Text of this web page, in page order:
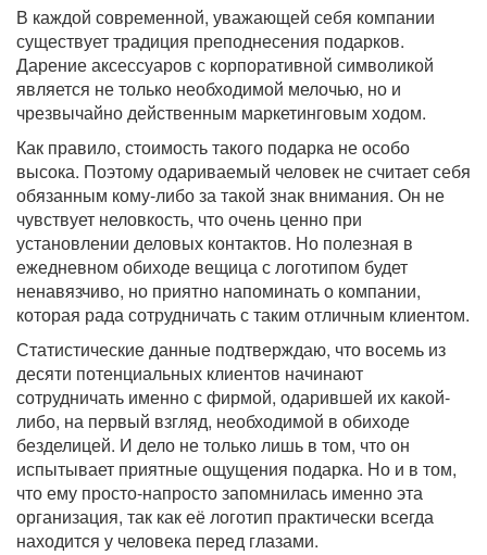
В каждой современной, уважающей себя компании
существует традиция преподнесения подарков.
Дарение аксессуаров с корпоративной символикой
является не только необходимой мелочью, но и
чрезвычайно действенным маркетинговым ходом.
Как правило, стоимость такого подарка не особо
высока. Поэтому одариваемый человек не считает себя
обязанным кому-либо за такой знак внимания. Он не
чувствует неловкость, что очень ценно при
установлении деловых контактов. Но полезная в
ежедневном обиходе вещица с логотипом будет
ненавязчиво, но приятно напоминать о компании,
которая рада сотрудничать с таким отличным клиентом.
Статистические данные подтверждаю, что восемь из
десяти потенциальных клиентов начинают
сотрудничать именно с фирмой, одарившей их какой-
либо, на первый взгляд, необходимой в обиходе
безделицей. И дело не только лишь в том, что он
испытывает приятные ощущения подарка. Но и в том,
что ему просто-напросто запомнилась именно эта
организация, так как её логотип практически всегда
находится у человека перед глазами.